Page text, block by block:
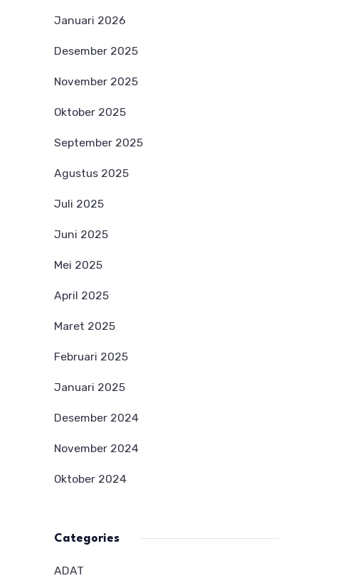
Januari 2026
Desember 2025
November 2025
Oktober 2025
September 2025
Agustus 2025
Juli 2025
Juni 2025
Mei 2025
April 2025
Maret 2025
Februari 2025
Januari 2025
Desember 2024
November 2024
Oktober 2024
Categories
ADAT